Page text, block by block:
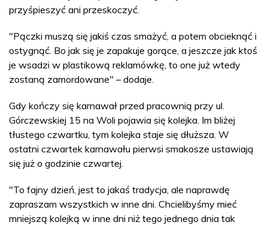
przyśpieszyć ani przeskoczyć.
"Pączki muszą się jakiś czas smażyć, a potem obcieknąć i
ostygnąć. Bo jak się je zapakuje gorące, a jeszcze jak ktoś
je wsadzi w plastikową reklamówkę, to one już wtedy
zostaną zamordowane" – dodaje.
Gdy kończy się karnawał przed pracownią przy ul.
Górczewskiej 15 na Woli pojawia się kolejka. Im bliżej
tłustego czwartku, tym kolejka staje się dłuższa. W
ostatni czwartek karnawału pierwsi smakosze ustawiają
się już o godzinie czwartej.
"To fajny dzień, jest to jakaś tradycja, ale naprawdę
zapraszam wszystkich w inne dni. Chcielibyśmy mieć
mniejszą kolejką w inne dni niż tego jednego dnia tak